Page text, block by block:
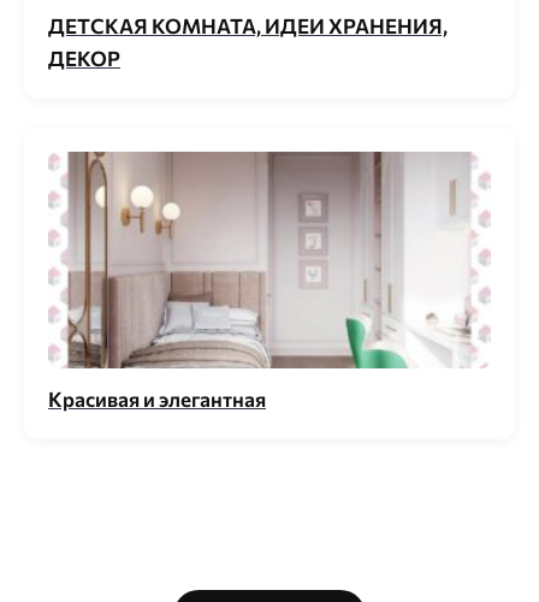
ДЕТСКАЯ КОМНАТА, ИДЕИ ХРАНЕНИЯ,
ДЕКОР
Красивая и элегантная